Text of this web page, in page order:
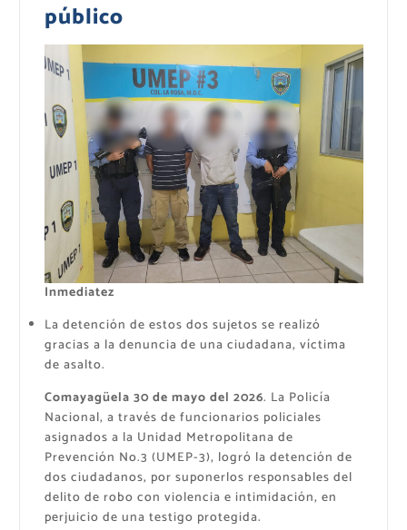
público
Inmediatez
La detención de estos dos sujetos se realizó
gracias a la denuncia de una ciudadana, víctima
de asalto.
Comayagüela 30 de mayo del 2026. La Policía
Nacional, a través de funcionarios policiales
asignados a la Unidad Metropolitana de
Prevención No.3 (UMEP-3), logró la detención de
dos ciudadanos, por suponerlos responsables del
delito de robo con violencia e intimidación, en
perjuicio de una testigo protegida.